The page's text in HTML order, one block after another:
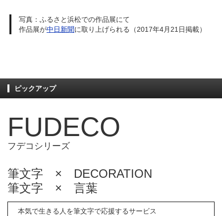
写真：ふるさと浜松での作品展にて
作品展が中日新聞に取り上げられる（2017年4月21日掲載）
ピックアップ
FUDECO
フデコシリーズ
筆文字 × DECORATION
筆文字 × 言葉
本気で生きる人を筆文字で応援するサービス